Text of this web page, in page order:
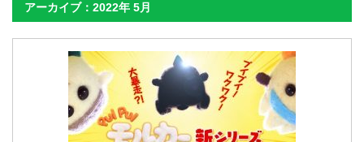
アーカイブ：2022年 5月